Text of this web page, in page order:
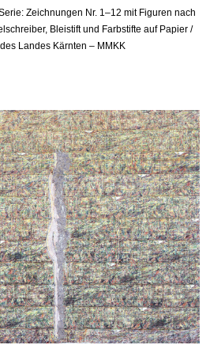
Zeichnungen Nr. 1–12 mit Figuren nach
Bleistift und Farbstifte auf Papier /
Landes Kärnten – MMKK